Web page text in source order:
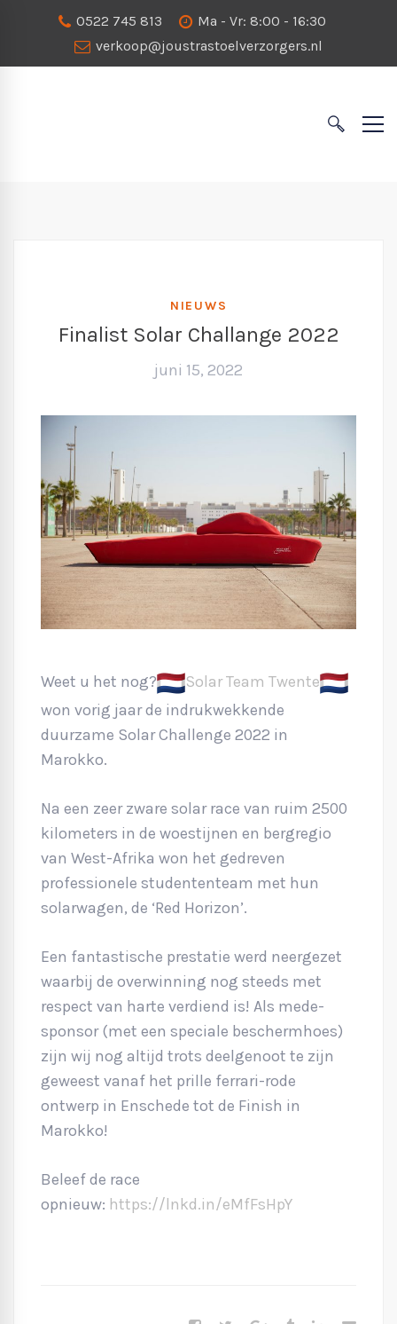
0522 745 813
Ma - Vr: 8:00 - 16:30
verkoop@joustrastoelverzorgers.nl
NIEUWS
Finalist Solar Challange 2022
juni 15, 2022
Weet u het nog?
Solar Team Twente
won vorig jaar de indrukwekkende
duurzame Solar Challenge 2022 in
Marokko.
Na een zeer zware solar race van ruim 2500
kilometers in de woestijnen en bergregio
van West-Afrika won het gedreven
professionele studententeam met hun
solarwagen, de ‘Red Horizon’.
Een fantastische prestatie werd neergezet
waarbij de overwinning nog steeds met
respect van harte verdiend is! Als mede-
sponsor (met een speciale beschermhoes)
zijn wij nog altijd trots deelgenoot te zijn
geweest vanaf het prille ferrari-rode
ontwerp in Enschede tot de Finish in
Marokko!
Beleef de race
opnieuw: https://lnkd.in/eMfFsHpY